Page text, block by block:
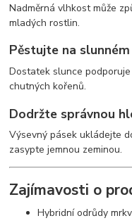
Nadměrná vlhkost může
mladých rostlin.
Pěstujte na
Dostatek slunce
chutných kořenů.
Dodržte správnou
Výsevný pásek ukládejte
zasypte jemnou zeminou.
Zajímavosti o
Hybridní odrůdy